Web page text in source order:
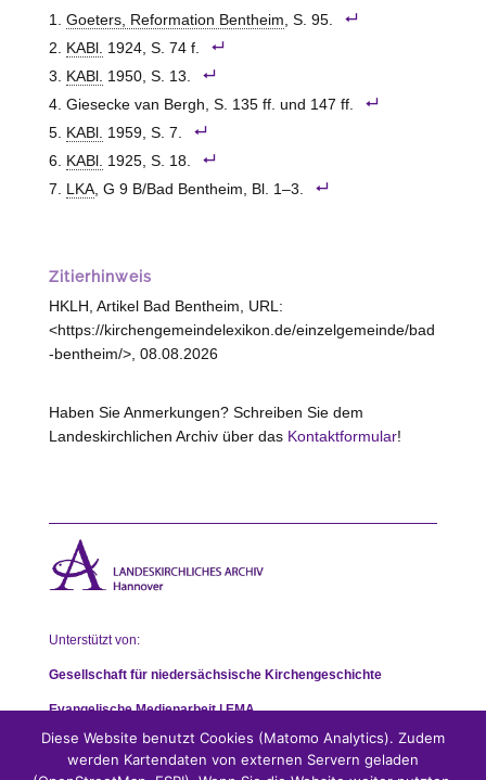
Goeters, Reformation Bentheim , S. 95.
KABl. 1924, S. 74 f.
KABl. 1950, S. 13.
Giesecke van Bergh, S. 135 ff. und 147 ff.
KABl. 1959, S. 7.
KABl. 1925, S. 18.
LKA, G 9 B/Bad Bentheim, Bl. 1–3.
Zitierhinweis
HKLH, Artikel Bad Bentheim, URL:
<https://kirchengemeindelexikon.de/einzelgemeinde/bad
-bentheim/>, 08.08.2026
Haben Sie Anmerkungen? Schreiben Sie dem
Landeskirchlichen Archiv über das Kontaktformular!
Unterstützt von:
Gesellschaft für niedersächsische Kirchengeschichte
Evangelische Medienarbeit | EMA
Diese Website benutzt Cookies (Matomo Analytics). Zudem
werden Kartendaten von externen Servern geladen